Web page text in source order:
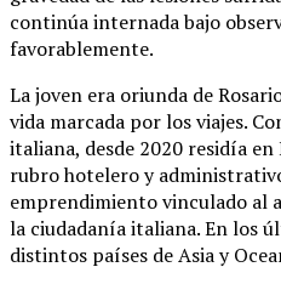
continúa internada bajo
favorablemente.
La joven era oriunda de
vida marcada por los viajes.
italiana, desde 2020 residía
rubro hotelero y
emprendimiento vinculado al
la ciudadanía italiana. En los
distintos países de Asia y